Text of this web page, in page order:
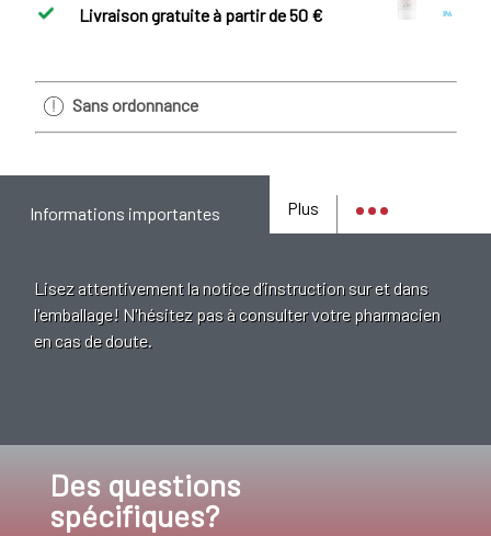
Livraison gratuite à partir de 50 €
Sans ordonnance
Plus
Informations importantes
Lisez attentivement la notice d’instruction sur et dans
l'emballage! N'hésitez pas à consulter votre pharmacien
en cas de doute.
Des questions
spécifiques?